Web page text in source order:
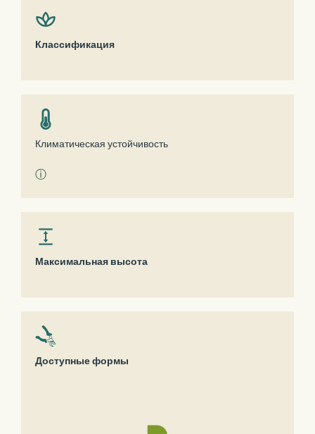
Классификация
Климатическая устойчивость
ⓘ
Максимальная высота
Доступные формы